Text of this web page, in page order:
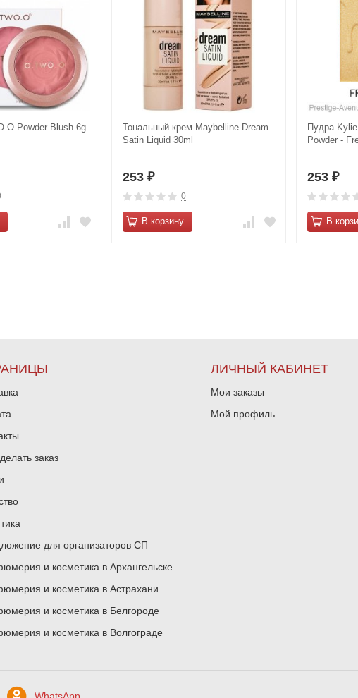
Powder Blush 6g
Тональный крем Maybelline Dream
Satin Liquid 30ml
253 ₽
0
В корзину
Пудра
Powder -
253 ₽
В
заказ
для организаторов СП
и косметика в Архангельске
и косметика в Астрахани
и косметика в Белгороде
и косметика в Волгограде
ЛИЧНЫЙ КАБИНЕТ
Мои заказы
Мой профиль